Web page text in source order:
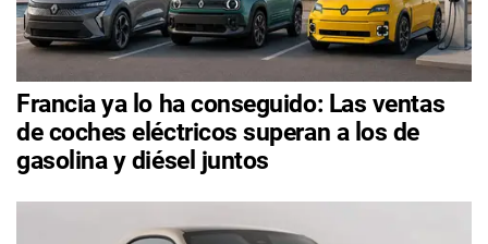
Francia ya lo ha conseguido: Las ventas
de coches eléctricos superan a los de
gasolina y diésel juntos